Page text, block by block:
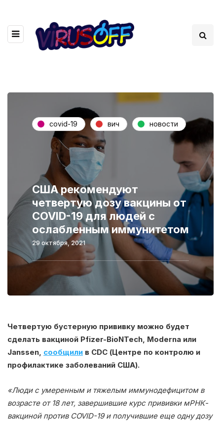
covid-19 вич новости
США рекомендуют
четвертую дозу вакцины от
COVID-19 для людей с
ослабленным иммунитетом
29 октября, 2021
Четвертую бустерную прививку можно будет
сделать вакциной Pfizer-BioNTech, Moderna или
Janssen, сообщили в CDC (Центре по контролю и
профилактике заболеваний США).
«Люди с умеренным и тяжелым иммунодефицитом в
возрасте от 18 лет, завершившие курс прививки мРНК-
вакциной против COVID-19 и получившие еще одну дозу